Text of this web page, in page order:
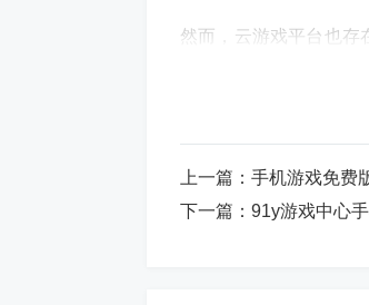
然而，云游戏平台也存
网络带宽不足或网络
云游戏平台上的游戏
需要玩家购买会员或者
上一篇： 手机游戏免费
下一篇： 91y游戏中心